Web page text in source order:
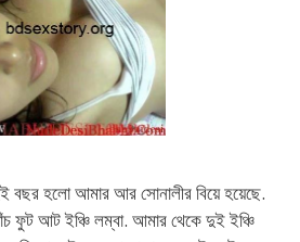
হলো আমার আর সোনালীর বিয়ে হয়েছে.
ফুট আট ইঞ্চি লম্বা. আমার থেকে দুই ইঞ্চি